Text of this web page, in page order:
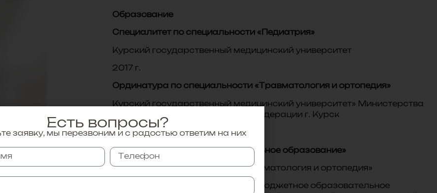
Образование
Специалитет по специальности «Педиатрия»
Курский государственный медицинский университет
2017 г.
Ординатура по специальности «Травматология и ортопедия»
Курский государственный медицинский университет» Министерства
здравоохранения Российской Федерации г. Курск
2019 г.
Дополнительное профессиональное образование»
Повышение квалификации «Травматология и ортопедия»
Федеральное государственное бюджетное образовательное
Есть вопросы?
заявку, мы перезвоним и с радостью ответим на них